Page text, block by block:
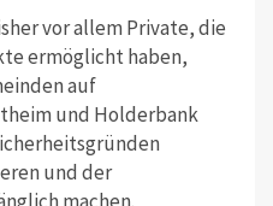
vor allem Private, die
ermöglicht haben,
auf
und Holderbank
und der